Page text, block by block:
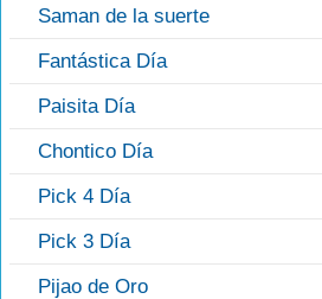
Saman de la suerte
Fantástica Día
Paisita Día
Chontico Día
Pick 4 Día
Pick 3 Día
Pijao de Oro